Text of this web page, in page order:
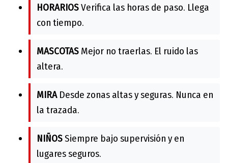
HORARIOSVerifica las horas de paso. Llega
con tiempo.
MASCOTAS Mejor no traerlas. El ruido las
altera.
MIRADesde zonas altas y seguras. Nunca en
la trazada.
NIÑOSSiempre bajo supervisión y en
lugares seguros.